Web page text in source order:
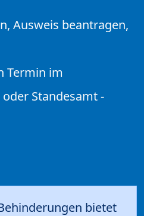
Ausweis beantragen,
Termin im
Standesamt -
bietet